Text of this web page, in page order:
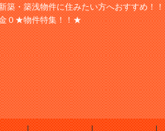
築・築浅物件に住みたい方へおすすめ！！
０★物件特集！！★